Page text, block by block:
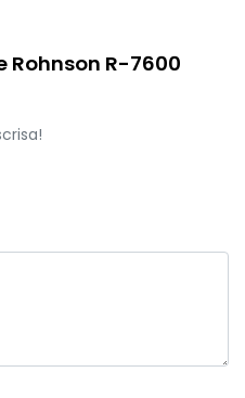
Rohnson R-7600